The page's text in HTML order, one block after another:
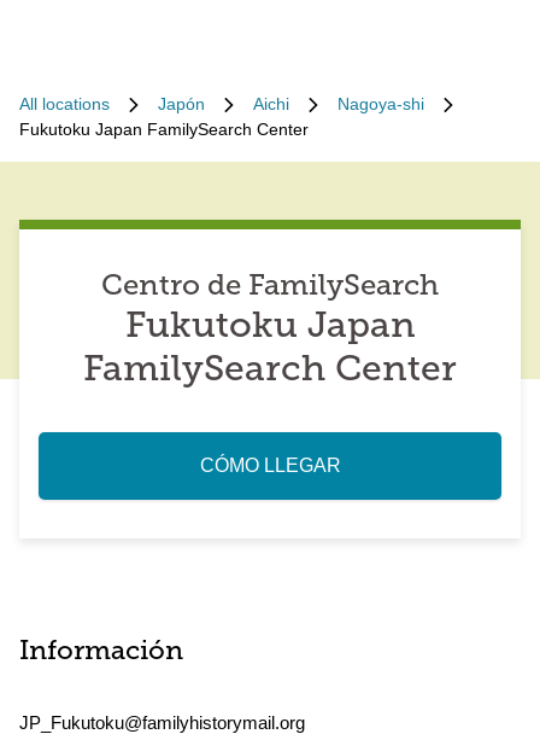
All locations Japón Aichi
Nagoya-shi
Fukutoku Japan FamilySearch Center
Centro de FamilySearch
Fukutoku Japan
FamilySearch Center
CÓMO LLEGAR
Información
JP_Fukutoku@familyhistorymail.org